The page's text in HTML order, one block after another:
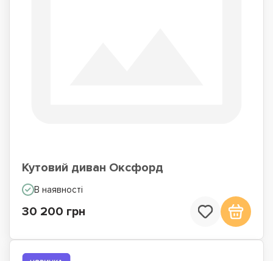
Кутовий диван Оксфорд
В наявності
30 200 грн